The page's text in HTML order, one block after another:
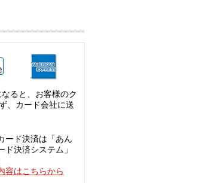
ると、お客様のク
、カード会社に送
ード決済は「あん
ド決済システム」
容はこちらから